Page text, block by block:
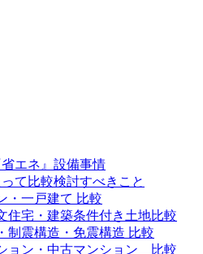
エネ』設備事情
て比較検討すべきこと
・一戸建て 比較
住宅・建築条件付き土地比較
制震構造・免震構造 比較
ョン・中古マンション 比較